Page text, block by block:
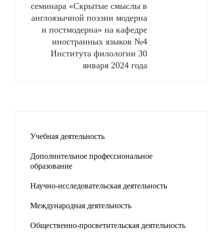
семинара «Скрытые смыслы в
англоязычной поэзии модерна
и постмодерна» на кафедре
иностранных языков №4
Института филологии 30
января 2024 года
Учебная деятельность
Дополнительное профессиональное
образование
Научно-исследовательская деятельность
Международная деятельность
Общественно-просветительская деятельность